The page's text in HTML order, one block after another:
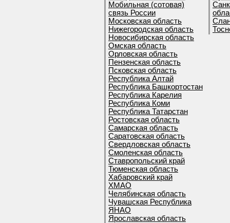
Мобильная (сотовая)
связь России
Московская область
Нижегородская область
Новосибирская область
Омская область
Орловская область
Пензенская область
Псковская область
Республика Алтай
Республика Башкортостан
Республика Карелия
Республика Коми
Республика Татарстан
Ростовская область
Самарская область
Саратовская область
Свердловская область
Смоленская область
Ставропольский край
Тюменская область
Хабаровский край
ХМАО
Челябинская область
Чувашская Республика
ЯНАО
Ярославская область